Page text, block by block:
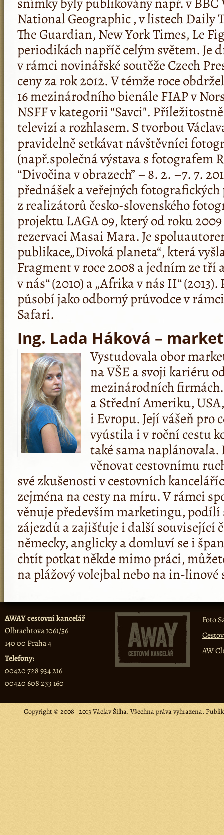
National Geographic , v listech Daily
The Guardian, New York Times, Le
periodikách napříč celým světem. Je
v rámci novinářské soutěže Czech
ceny za rok 2012. V témže roce
16 mezinárodního bienále FIAP v
NSFF v kategorii “Savci".
televizí a rozhlasem. S tvorbou
pravidelně setkávat návštěvníci
(např.společná výstava s fotografem
“Divočina v obrazech” – 8. 2. –7. 7.
přednášek a veřejných
z realizátorů česko-slovenského
projektu LAGA 09, který od roku
rezervaci Masai Mara. Je
publikace„Divoká planeta“, která
Fragment v roce 2008 a jedním ze
v nás“ (2010) a „Afrika v nás II“
působí jako odborný průvodce v
Safari.
Ing. Lada Háková –
Vystudovala obor
na VŠE a svoji kariéru
mezinárodních
a Střední Ameriku,
i Evropu. Její vášeň pro
vyústila i v roční cestu
také sama
věnovat cestovnímu
své zkušenosti v cestovních
zejména na cesty na míru. V rámci
věnuje především marketingu, podílí
zájezdů a zajišťuje i další související
německy, anglicky a domluví se i
chtít potkat někde mimo práci,
na plážový volejbal nebo na in-linové
AWAY cestovní kancelář
Olbrachtova 1061/56
140 00 Praha 4
Telefony:
00420 728 934 216
00420 608 233 160
Foto
AW
Copyright © 2008–2013 Václav Šilha. Všechna práva vyhrazena.